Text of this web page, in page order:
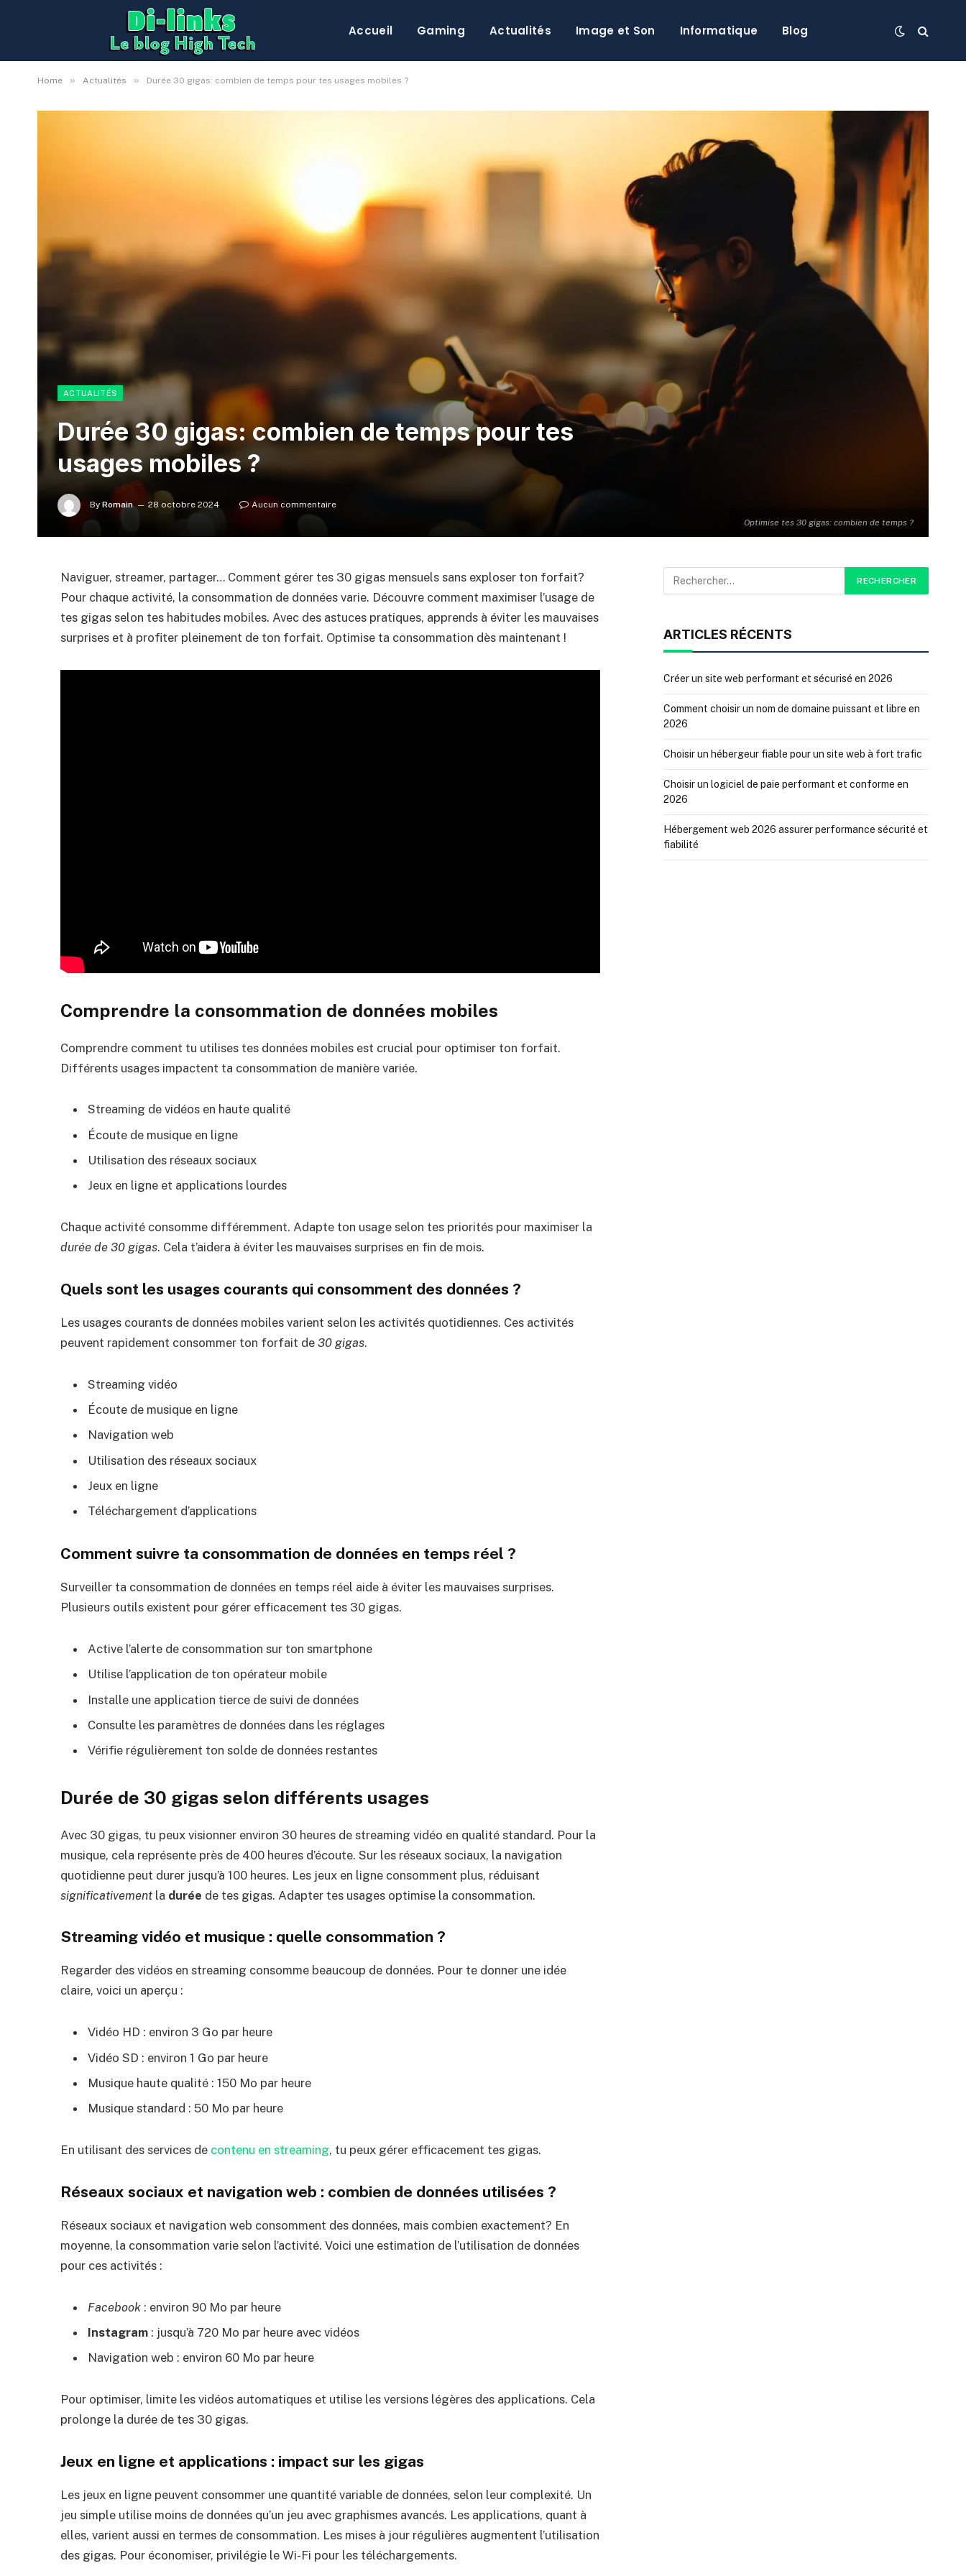
Accueil Gaming Actualités Image et Son Informatique Blog
Home » Actualités » Durée 30 gigas: combien de temps pour tes usages mobiles ?
Optimise tes 30 gigas: combien de temps ?
ACTUALITÉS
Durée 30 gigas: combien de temps pour tes
usages mobiles ?
By Romain 28 octobre 2024 Aucun commentaire
Naviguer, streamer, partager… Comment gérer tes 30 gigas mensuels sans exploser ton forfait?
Pour chaque activité, la consommation de données varie. Découvre comment maximiser l’usage de
tes gigas selon tes habitudes mobiles. Avec des astuces pratiques, apprends à éviter les mauvaises
surprises et à profiter pleinement de ton forfait. Optimise ta consommation dès maintenant !
Comprendre la consommation de données mobiles
Comprendre comment tu utilises tes données mobiles est crucial pour optimiser ton forfait.
Différents usages impactent ta consommation de manière variée.
Streaming de vidéos en haute qualité
Écoute de musique en ligne
Utilisation des réseaux sociaux
Jeux en ligne et applications lourdes
Chaque activité consomme différemment. Adapte ton usage selon tes priorités pour maximiser la
durée de 30 gigas. Cela t’aidera à éviter les mauvaises surprises en fin de mois.
Quels sont les usages courants qui consomment des données ?
Les usages courants de données mobiles varient selon les activités quotidiennes. Ces activités
peuvent rapidement consommer ton forfait de30 gigas.
Streaming vidéo
Écoute de musique en ligne
Navigation web
Utilisation des réseaux sociaux
Jeux en ligne
Téléchargement d’applications
Comment suivre ta consommation de données en temps réel ?
Surveiller ta consommation de données en temps réel aide à éviter les mauvaises surprises.
Plusieurs outils existent pour gérer efficacement tes 30 gigas.
Active l’alerte de consommation sur ton smartphone
Utilise l’application de ton opérateur mobile
Installe une application tierce de suivi de données
Consulte les paramètres de données dans les réglages
Vérifie régulièrement ton solde de données restantes
Durée de 30 gigas selon différents usages
Avec 30 gigas, tu peux visionner environ 30 heures de streaming vidéo en qualité standard. Pour la
musique, cela représente près de 400 heures d’écoute. Sur les réseaux sociaux, la navigation
quotidienne peut durer jusqu’à 100 heures. Les jeux en ligne consomment plus, réduisant
significativement la durée de tes gigas. Adapter tes usages optimise la consommation.
Streaming vidéo et musique : quelle consommation ?
Regarder des vidéos en streaming consomme beaucoup de données. Pour te donner une idée
claire, voici un aperçu :
Vidéo HD : environ 3 Go par heure
Vidéo SD : environ 1 Go par heure
Musique haute qualité : 150 Mo par heure
Musique standard : 50 Mo par heure
En utilisant des services de contenu en streaming, tu peux gérer efficacement tes gigas.
Réseaux sociaux et navigation web : combien de données utilisées ?
Réseaux sociaux et navigation web consomment des données, mais combien exactement? En
moyenne, la consommation varie selon l’activité. Voici une estimation de l’utilisation de données
pour ces activités :
Facebook : environ 90 Mo par heure
Instagram : jusqu’à 720 Mo par heure avec vidéos
Navigation web : environ 60 Mo par heure
Pour optimiser, limite les vidéos automatiques et utilise les versions légères des applications. Cela
prolonge la durée de tes 30 gigas.
Jeux en ligne et applications : impact sur les gigas
Les jeux en ligne peuvent consommer une quantité variable de données, selon leur complexité. Un
jeu simple utilise moins de données qu’un jeu avec graphismes avancés. Les applications, quant à
elles, varient aussi en termes de consommation. Les mises à jour régulières augmentent l’utilisation
des gigas. Pour économiser, privilégie le Wi-Fi pour les téléchargements.
ARTICLES RÉCENTS
Créer un site web performant et sécurisé en 2026
Comment choisir un nom de domaine puissant et libre en
2026
Choisir un hébergeur fiable pour un site web à fort trafic
Choisir un logiciel de paie performant et conforme en
2026
Hébergement web 2026 assurer performance sécurité et
fiabilité